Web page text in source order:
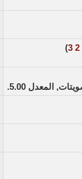
2
3
)